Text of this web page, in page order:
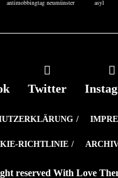
antimobbingtag neumünster asyl
Twitter
RICHTLINIE
reserved With Love